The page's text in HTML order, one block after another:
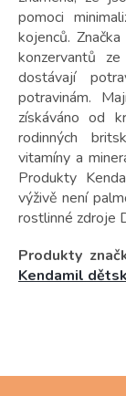
pomoci
kojenců.
konzervantů
dostávají
potravinám.
získáváno od
rodinných
vitamíny a
Produkty
výživě není
rostlinné zdroje
Produkty
Kendamil